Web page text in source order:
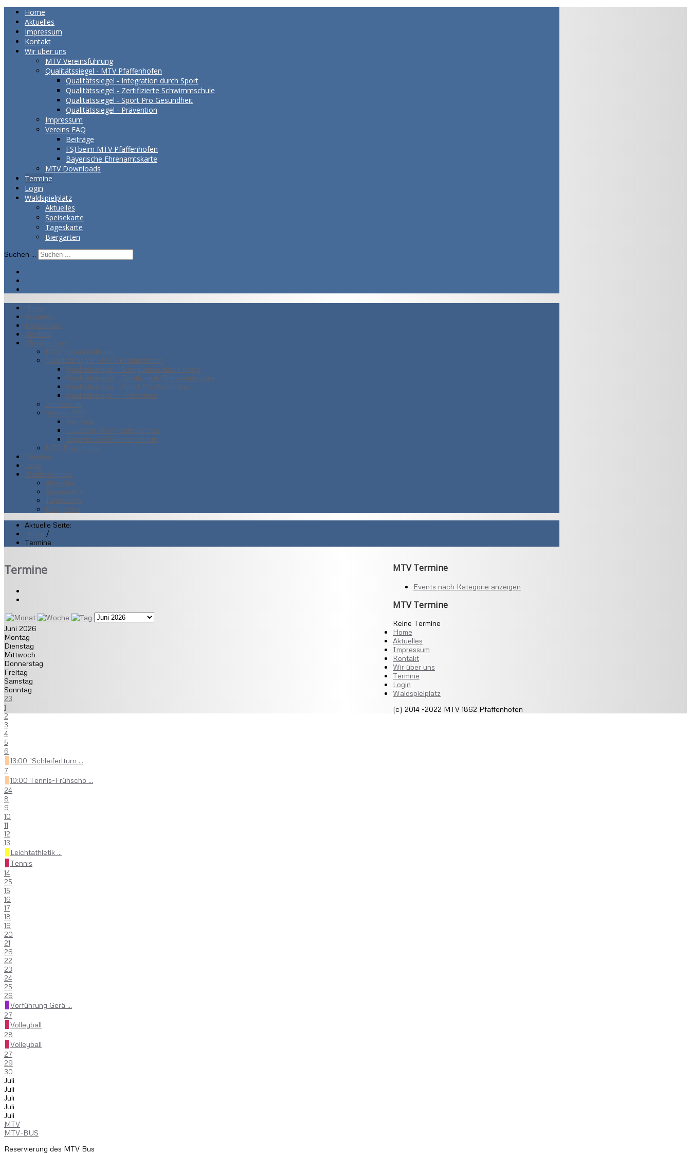
Home
Aktuelles
Impressum
Kontakt
Wir über uns
MTV-Vereinsführung
Qualitätssiegel - MTV Pfaffenhofen
Qualitätssiegel - Integration durch Sport
Qualitätssiegel - Zertifizierte Schwimmschule
Qualitätssiegel - Sport Pro Gesundheit
Qualitätssiegel - Prävention
Impressum
Vereins FAQ
Beiträge
FSJ beim MTV Pfaffenhofen
Bayerische Ehrenamtskarte
MTV Downloads
Termine
Login
Waldspielplatz
Aktuelles
Speisekarte
Tageskarte
Biergarten
Suchen ...
Home
Aktuelles
Impressum
Kontakt
Wir über uns
MTV-Vereinsführung
Qualitätssiegel - MTV Pfaffenhofen
Qualitätssiegel - Integration durch Sport
Qualitätssiegel - Zertifizierte Schwimmschule
Qualitätssiegel - Sport Pro Gesundheit
Qualitätssiegel - Prävention
Impressum
Vereins FAQ
Beiträge
FSJ beim MTV Pfaffenhofen
Bayerische Ehrenamtskarte
MTV Downloads
Termine
Login
Waldspielplatz
Aktuelles
Speisekarte
Tageskarte
Biergarten
Aktuelle Seite:
Home /
Termine
MTV Termine
Events nach Kategorie anzeigen
MTV Termine
Keine Termine
Termine
Juni 2026
Montag
Dienstag
Mittwoch
Donnerstag
Freitag
Samstag
Sonntag
23
1
2
3
4
5
6
13:00 "Schleiferlturn ...
7
10:00 Tennis-Frühscho ...
24
8
9
10
11
12
13
Leichtathletik ...
Tennis
14
25
15
16
17
18
19
20
21
26
22
23
24
25
26
Vorführung Gerä ...
27
Volleyball
28
Volleyball
27
29
30
Juli
Juli
Juli
Juli
Juli
MTV
MTV-BUS
Reservierung des MTV Bus
Home
Aktuelles
Impressum
Kontakt
Wir über uns
Termine
Login
Waldspielplatz
(c) 2014 -2022 MTV 1862 Pfaffenhofen